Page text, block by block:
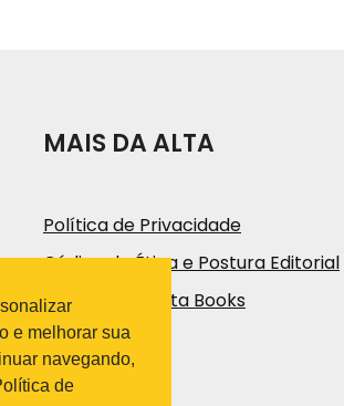
MAIS DA ALTA
Política de Privacidade
Código de Ética e Postura Editorial
Trabalhe na Alta Books
e melhorar sua
navegando,
de